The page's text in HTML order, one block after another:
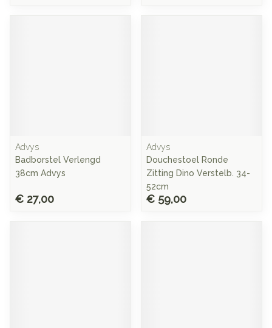
Advys
Badborstel Verlengd
38cm Advys
€ 27,00
Advys
Douchestoel Ronde
Zitting Dino Verstelb. 34-
52cm
€ 59,00